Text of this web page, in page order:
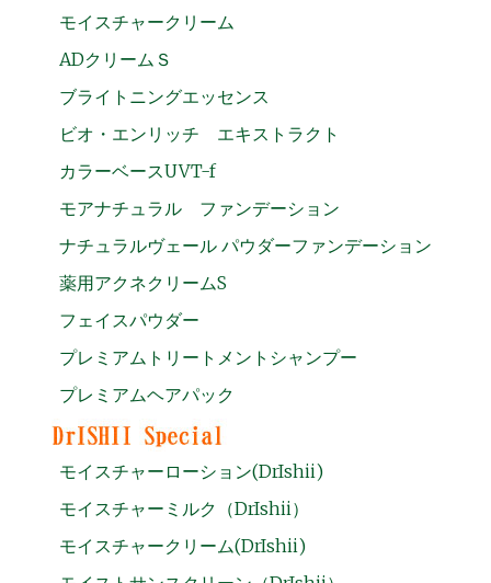
モイスチャークリーム
ADクリームＳ
ブライトニングエッセンス
ビオ・エンリッチ エキストラクト
カラーベースUVT-f
モアナチュラル ファンデーション
ナチュラルヴェール パウダーファンデーション
薬用アクネクリームS
フェイスパウダー
プレミアムトリートメントシャンプー
プレミアムヘアパック
モイスチャーローション(DrIshii)
モイスチャーミルク（DrIshii）
モイスチャークリーム(DrIshii)